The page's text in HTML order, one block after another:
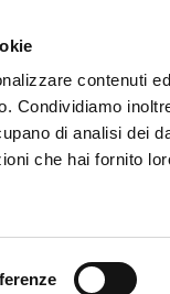
contenuti
Condividiamo
di analisi dei
che hai fornito
Dal Mondo|